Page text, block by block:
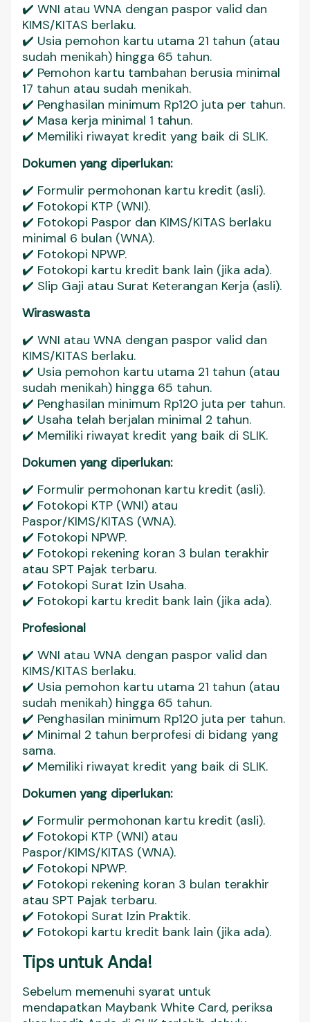
✔️ WNI atau WNA dengan paspor valid dan
KIMS/KITAS berlaku.
✔️ Usia pemohon kartu utama 21 tahun (atau
sudah menikah) hingga 65 tahun.
✔️ Pemohon kartu tambahan berusia minimal
17 tahun atau sudah menikah.
✔️ Penghasilan minimum Rp120 juta per tahun.
✔️ Masa kerja minimal 1 tahun.
✔️ Memiliki riwayat kredit yang baik di SLIK.
Dokumen yang diperlukan:
✔️ Formulir permohonan kartu kredit (asli).
✔️ Fotokopi KTP (WNI).
✔️ Fotokopi Paspor dan KIMS/KITAS berlaku
minimal 6 bulan (WNA).
✔️ Fotokopi NPWP.
✔️ Fotokopi kartu kredit bank lain (jika ada).
✔️ Slip Gaji atau Surat Keterangan Kerja (asli).
Wiraswasta
✔️ WNI atau WNA dengan paspor valid dan
KIMS/KITAS berlaku.
✔️ Usia pemohon kartu utama 21 tahun (atau
sudah menikah) hingga 65 tahun.
✔️ Penghasilan minimum Rp120 juta per tahun.
✔️ Usaha telah berjalan minimal 2 tahun.
✔️ Memiliki riwayat kredit yang baik di SLIK.
Dokumen yang diperlukan:
✔️ Formulir permohonan kartu kredit (asli).
✔️ Fotokopi KTP (WNI) atau
Paspor/KIMS/KITAS (WNA).
✔️ Fotokopi NPWP.
✔️ Fotokopi rekening koran 3 bulan terakhir
atau SPT Pajak terbaru.
✔️ Fotokopi Surat Izin Usaha.
✔️ Fotokopi kartu kredit bank lain (jika ada).
Profesional
✔️ WNI atau WNA dengan paspor valid dan
KIMS/KITAS berlaku.
✔️ Usia pemohon kartu utama 21 tahun (atau
sudah menikah) hingga 65 tahun.
✔️ Penghasilan minimum Rp120 juta per tahun.
✔️ Minimal 2 tahun berprofesi di bidang yang
sama.
✔️ Memiliki riwayat kredit yang baik di SLIK.
Dokumen yang diperlukan:
✔️ Formulir permohonan kartu kredit (asli).
✔️ Fotokopi KTP (WNI) atau
Paspor/KIMS/KITAS (WNA).
✔️ Fotokopi NPWP.
✔️ Fotokopi rekening koran 3 bulan terakhir
atau SPT Pajak terbaru.
✔️ Fotokopi Surat Izin Praktik.
✔️ Fotokopi kartu kredit bank lain (jika ada).
Tips untuk Anda!
Sebelum memenuhi syarat untuk
mendapatkan Maybank White Card, periksa